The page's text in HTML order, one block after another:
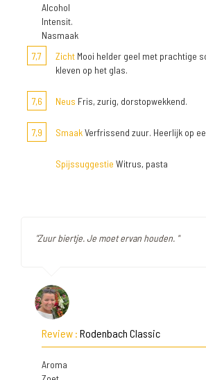
Alcohol
Intensit.
Nasmaak
7,7
Zicht Mooi helder geel met prachtige
kleven op het glas.
7,6 Neus Fris, zurig, dorstopwekkend.
7,9 SmaakVerfrissend zuur. Heerlijk op
Spijssuggestie Witrus, pasta
"Zuur biertje. Je moet ervan houden. "
Review : Rodenbach Classic
Aroma